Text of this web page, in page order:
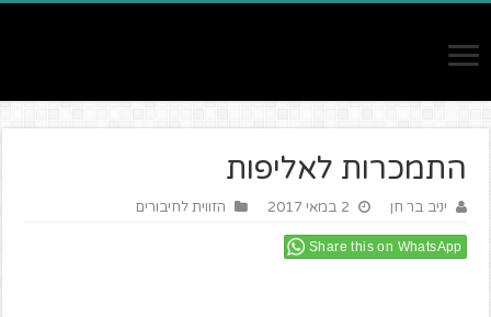
התמכרות לאליפות
יניב בר חן 2 במאי 2017 הזווית לחיבורים
Share this on WhatsApp